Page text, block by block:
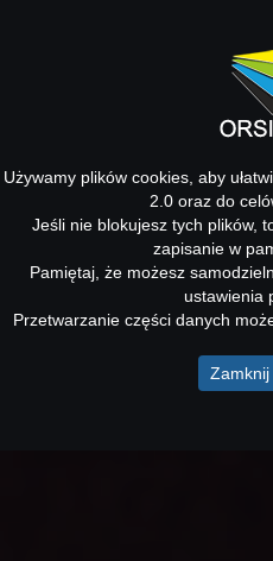
Używamy plików cookies, aby
2.0 oraz do
Jeśli nie blokujesz tych plików,
zapisanie w
Pamiętaj, że możesz
ustawienia
Przetwarzanie części danych